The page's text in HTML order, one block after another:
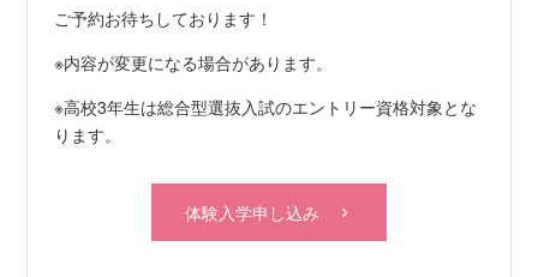
ご予約お待ちしております！
※内容が変更になる場合があります。
※高校3年生は総合型選抜入試のエントリー資格対象とな
ります。
体験入学申し込み